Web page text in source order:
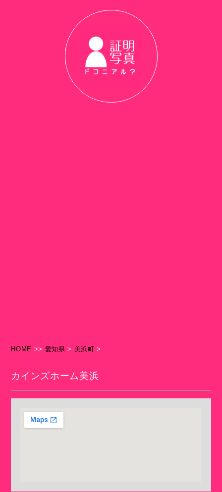
HOME >> 愛知県 > 美浜町 >
カインズホーム美浜